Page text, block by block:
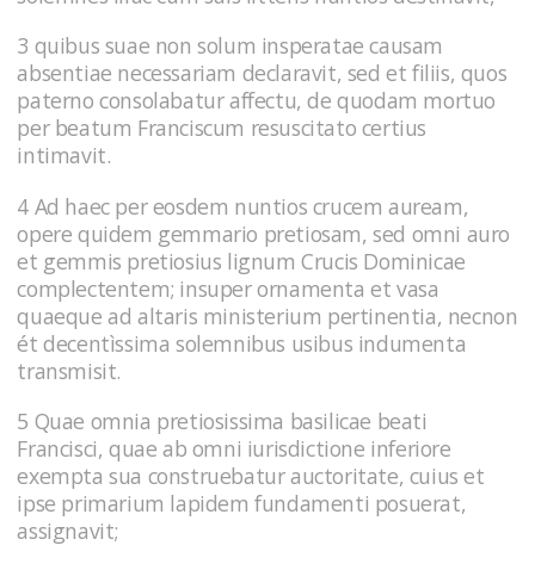
3 quibus suae non solum insperatae causam
absentiae necessariam declaravit, sed et filiis, quos
paterno consolabatur affectu, de quodam mortuo
per beatum Franciscum resuscitato certius
intimavit.
4 Ad haec per eosdem nuntios crucem auream,
opere quidem gemmario pretiosam, sed omni auro
et gemmis pretiosius lignum Crucis Dominicae
complectentem; insuper ornamenta et vasa
quaeque ad altaris ministerium pertinentia, necnon
ét decentìssima solemnibus usibus indumenta
transmisit.
5 Quae omnia pretiosissima basilicae beati
Francisci, quae ab omni iurisdictione inferiore
exempta sua construebatur auctoritate, cuius et
ipse primarium lapidem fundamenti posuerat,
assignavit;